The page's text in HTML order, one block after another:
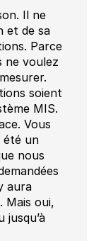
Il ne
et de sa
Parce
ne voulez
soient
MIS.
Vous
été un
nous
aura
Mais oui,
jusqu’à